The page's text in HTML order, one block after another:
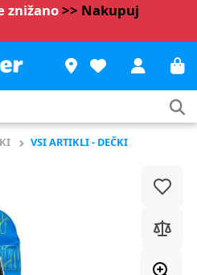
znižano>> Nakupuj
VSI ARTIKLI - DEČKI